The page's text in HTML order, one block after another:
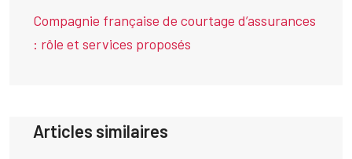
Compagnie française de courtage d’assurances
: rôle et services proposés
Articles similaires